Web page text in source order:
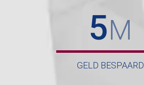
5M
GELD BESPAARD